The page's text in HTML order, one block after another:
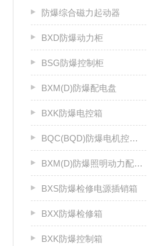
防爆综合磁力起动器
BXD防爆动力柜
BSG防爆控制柜
BXM(D)防爆配电盘
BXK防爆电控箱
BQC(BQD)防爆电机控制器
BXM(D)防爆照明动力配电箱
BXS防爆检修电源插销箱
BXX防爆检修箱
BXK防爆控制箱